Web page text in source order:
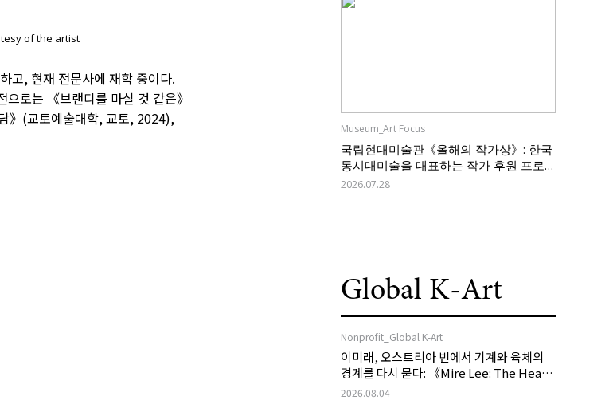
of the artist
고, 현재 전문사에 재학 중이다.
로는 《브랜디를 마실 것 같은》
》(교토예술대학, 교토, 2024),
Museum_Art Focus
국립현대미술관《올해의 작가상》: 한국
동시대미술을 대표하는 작가 후원 프로
그램의 역할과 과제
2026.07.28
Global K-Art
Nonprofit_Global K-Art
이미래, 오스트리아 빈에서 기계와 육체의
경계를 다시 묻다: 《Mire Lee: The Heart
of My Machine is Golden Lead》
2026.08.04